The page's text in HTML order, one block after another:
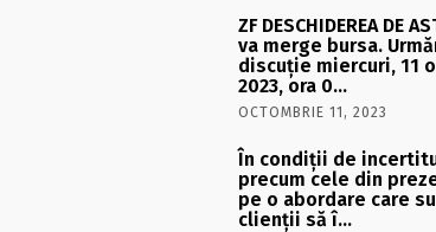
ZF DESCHIDEREA DE
va merge bursa.
discuţie miercuri, 11
2023, ora 0…
OCTOMBRIE 11, 2023
În condiţii de
precum cele din
pe o abordare care
clienţii să î…